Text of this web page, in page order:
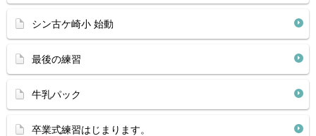
シン古ケ崎小 始動
最後の練習
牛乳パック
卒業式練習はじまります。